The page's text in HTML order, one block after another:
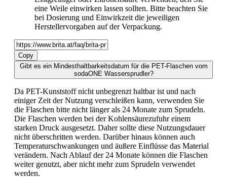
eine Weile einwirken lassen sollten. Bitte beachten Sie
bei Dosierung und Einwirkzeit die jeweiligen
Herstellervorgaben auf der Verpackung.
Copy
Gibt es ein Mindesthaltbarkeitsdatum für die PET-Flaschen vom
sodaONE Wassersprudler?
Da PET-Kunststoff nicht unbegrenzt haltbar ist und nach
einiger Zeit der Nutzung verschleißen kann, verwenden Sie
die Flaschen bitte nicht länger als 24 Monate zum Sprudeln.
Die Flaschen werden bei der Kohlensäurezufuhr einem
starken Druck ausgesetzt. Daher sollte diese Nutzungsdauer
nicht überschritten werden. Darüber hinaus können auch
Temperaturschwankungen und äußere Einflüsse das Material
verändern. Nach Ablauf der 24 Monate können die Flaschen
weiter genutzt, aber nicht mehr zum Sprudeln verwendet
werden.